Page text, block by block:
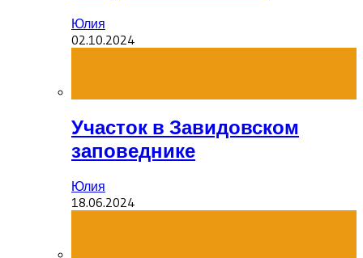
Юлия
02.10.2024
Участок в Завидовском
заповеднике
Юлия
18.06.2024